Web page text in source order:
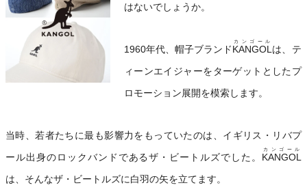
はないでしょうか。
1960年代、帽子ブランドKANGOL
カンゴール
は、テ
ィーンエイジャーをターゲットとしたプ
ロモーション展開を模索します。
当時、若者たちに最も影響力をもっていたのは、イギリス・リバプ
ール出身のロックバンドであるザ・ビートルズでした。 KANGOL
カンゴール
は、そんなザ・ビートルズに白羽の矢を立てます。